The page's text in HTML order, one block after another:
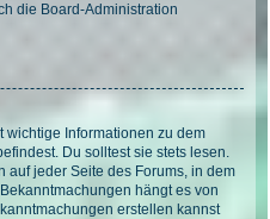
die Board-Administration
wichtige Informationen zu dem
Du solltest sie stets lesen.
auf jeder Seite des Forums, in dem
hängt es von
erstellen kannst